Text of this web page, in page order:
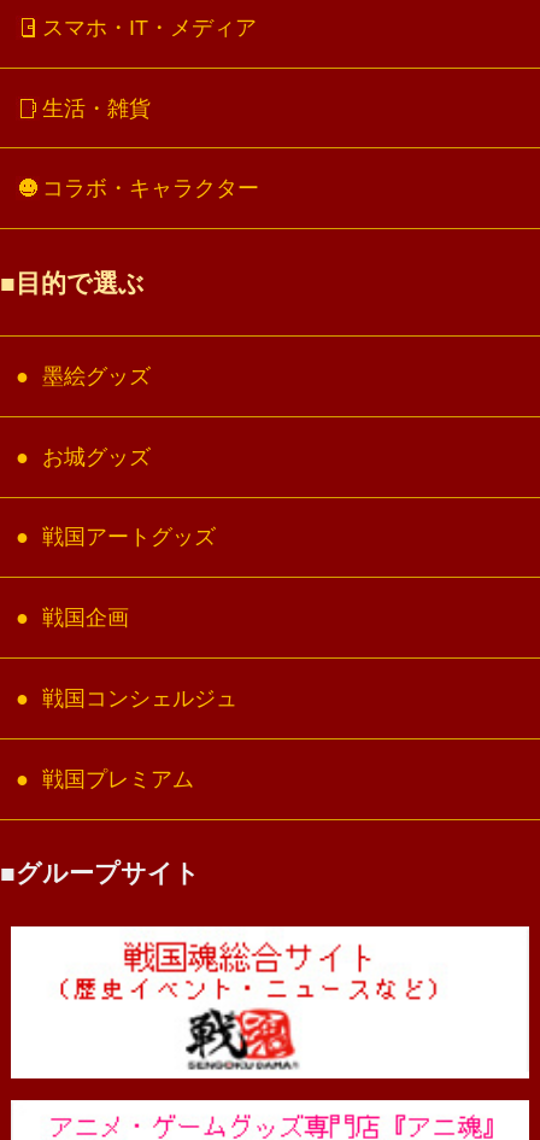
スマホ・IT・メディア
生活・雑貨
コラボ・キャラクター
目的で選ぶ
墨絵グッズ
お城グッズ
戦国アートグッズ
戦国企画
戦国コンシェルジュ
戦国プレミアム
グループサイト